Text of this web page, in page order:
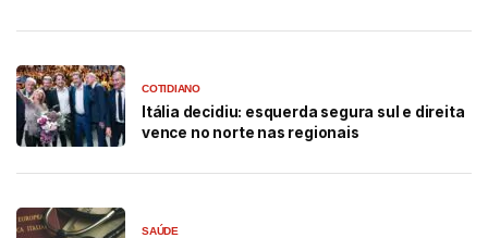
COTIDIANO
Itália decidiu: esquerda segura sul e direita
vence no norte nas regionais
SAÚDE